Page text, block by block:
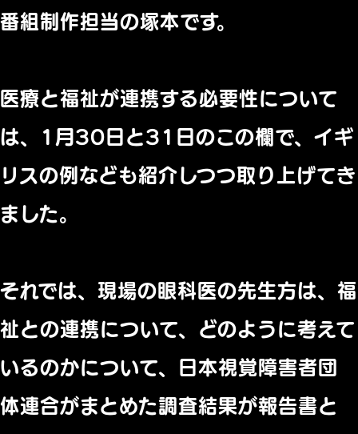
番組制作担当の塚本です。
医療と福祉が連携する必要性について
は、1月30日と31日のこの欄で、イギ
リスの例なども紹介しつつ取り上げてき
ました。
それでは、現場の眼科医の先生方は、福
祉との連携について、どのように考えて
いるのかについて、日本視覚障害者団
体連合がまとめた調査結果が報告書と